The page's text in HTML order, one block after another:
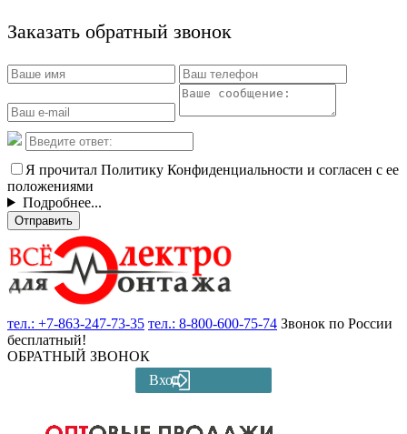
Заказать обратный звонок
Я прочитал Политику Конфиденциальности и согласен с ее
положениями
Подробнее...
Отправить
тел.: +7-863-247-73-35 тел.: 8-800-600-75-74 Звонок по России
бесплатный!
ОБРАТНЫЙ ЗВОНОК
Вход